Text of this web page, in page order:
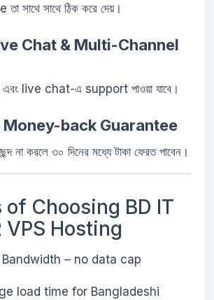
সাথে সাথে ঠিক করে দেয়।
Chat & Multi-Channel
live chat-এ support পাওয়া যাবে।
Money-back Guarantee
না করলে ৩০ দিনের মধ্যে টাকা ফেরত পাবেন।
Choosing BD IT
VPS Hosting
– no data cap
load time for Bangladeshi